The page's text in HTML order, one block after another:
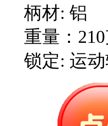
柄材: 铝
重量：
锁定: 运